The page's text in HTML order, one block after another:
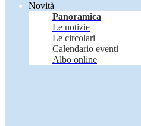
Novità
Panoramica
Le notizie
Le circolari
Calendario eventi
Albo online